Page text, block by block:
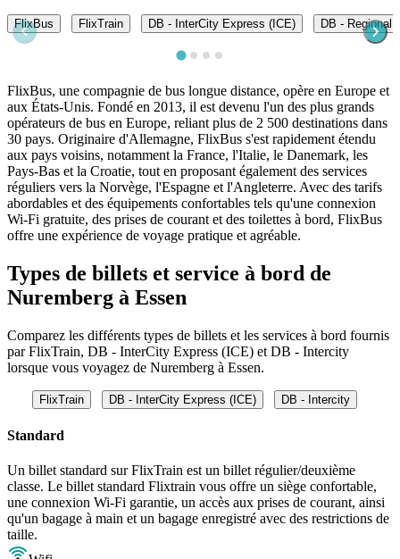
FlixBus FlixTrain DB - InterCity Express (ICE) DB - Regional
FlixBus, une compagnie de bus longue distance, opère en Europe et
aux États-Unis. Fondé en 2013, il est devenu l'un des plus grands
opérateurs de bus en Europe, reliant plus de 2 500 destinations dans
30 pays. Originaire d'Allemagne, FlixBus s'est rapidement étendu
aux pays voisins, notamment la France, l'Italie, le Danemark, les
Pays-Bas et la Croatie, tout en proposant également des services
réguliers vers la Norvège, l'Espagne et l'Angleterre. Avec des tarifs
abordables et des équipements confortables tels qu'une connexion
Wi-Fi gratuite, des prises de courant et des toilettes à bord, FlixBus
offre une expérience de voyage pratique et agréable.
Types de billets et service à bord de
Nuremberg à Essen
Comparez les différents types de billets et les services à bord fournis
par FlixTrain, DB - InterCity Express (ICE) et DB - Intercity
lorsque vous voyagez de Nuremberg à Essen.
FlixTrain DB - InterCity Express (ICE) DB - Intercity
Standard
Un billet standard sur FlixTrain est un billet régulier/deuxième
classe. Le billet standard Flixtrain vous offre un siège confortable,
une connexion Wi-Fi garantie, un accès aux prises de courant, ainsi
qu'un bagage à main et un bagage enregistré avec des restrictions de
taille.